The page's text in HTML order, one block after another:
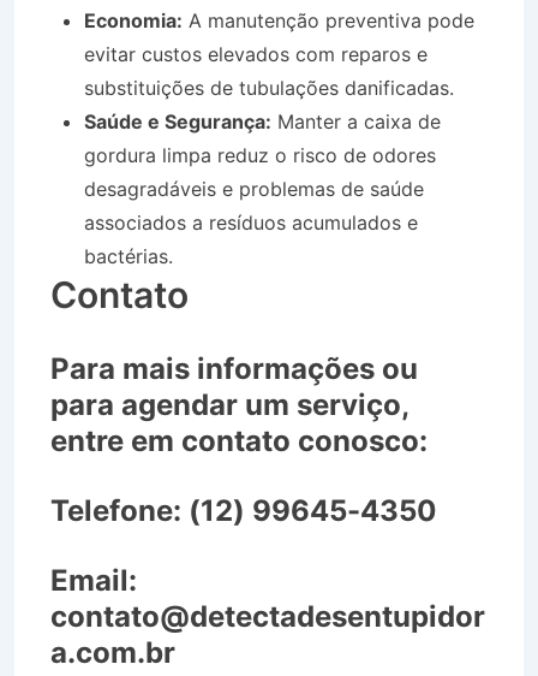
Economia: A manutenção preventiva pode
evitar custos elevados com reparos e
substituições de tubulações danificadas.
Saúde e Segurança: Manter a caixa de
gordura limpa reduz o risco de odores
desagradáveis e problemas de saúde
associados a resíduos acumulados e
bactérias.
Contato
Para mais informações ou
para agendar um serviço,
entre em contato conosco:
Telefone: (12) 99645-4350
Email:
contato@detectadesentupidor
a.com.br